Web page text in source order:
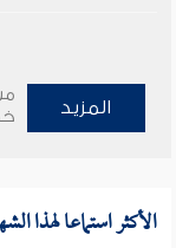
المزيد
الأكثر استماعا لهذا